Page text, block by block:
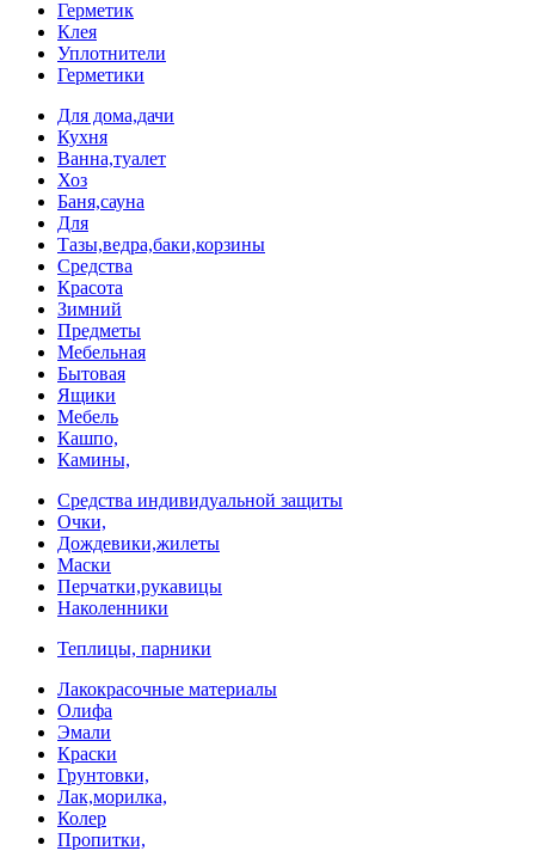
Герметик
Клея
Уплотнители
Герметики
Для дома,дачи
Кухня
Ванна,туалет
Хоз
Баня,сауна
Для
Тазы,ведра,баки,корзины
Средства
Красота
Зимний
Предметы
Мебельная
Бытовая
Ящики
Мебель
Кашпо,
Камины,
Средства индивидуальной защиты
Очки,
Дождевики,жилеты
Маски
Перчатки,рукавицы
Наколенники
Теплицы, парники
Лакокрасочные материалы
Олифа
Эмали
Краски
Грунтовки,
Лак,морилка,
Колер
Пропитки,